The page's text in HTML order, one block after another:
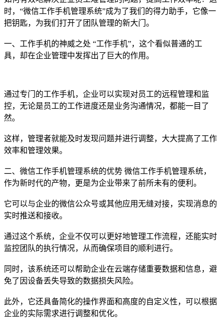
时，“微信工作手机管理系统”成为了我们的得力助手，它像一
把钥匙，为我们打开了团队管理的新大门。
一、工作手机的神威之处 “工作手机”，这个看似普通的工
具，却在企业管理中发挥出了巨大的作用。
通过专门的工作手机，企业可以实现对员工的远程管理和监
控，无论是员工的工作进度还是业务沟通情况，都能一目了
然。
这样，管理者就能及时发现问题并进行调整，大大提高了工作
效率和管理效果。
二、微信工作手机管理系统的优势 微信工作手机管理系统，
作为新时代的产物，更是为企业带来了前所未有的便利。
它可以与企业的微信公众号或其他应用无缝对接，实现消息的
实时推送和接收。
通过这个系统，企业不仅可以更好地管理工作流程，还能实时
监控团队的执行情况，从而确保项目的顺利进行。
同时，该系统还可以帮助企业在云端存储重要数据和信息，避
免了因设备丢失导致的数据损失风险。
此外，它还具备简化的操作界面和高度的自定义性，可以根据
企业的实际需求进行调整和优化。